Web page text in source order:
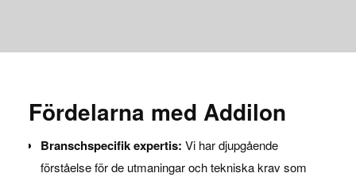
Fördelarna med Addilon
Branschspecifik expertis: Vi har djupgående
förståelse för de utmaningar och tekniska krav som